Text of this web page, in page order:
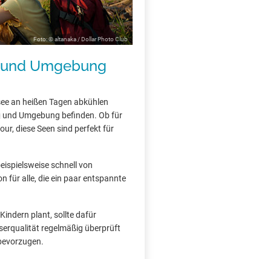
Foto: © altanaka / Dollar Photo Club
Umgebung
an heißen Tagen abkühlen
und Umgebung befinden. Ob für
diese Seen sind perfekt für
schnell von
für alle, die ein paar entspannte
plant, sollte dafür
regelmäßig überprüft